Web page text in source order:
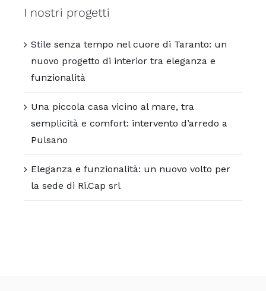
I nostri progetti
Stile senza tempo nel cuore di Taranto: un
nuovo progetto di interior tra eleganza e
funzionalità
Una piccola casa vicino al mare, tra
semplicità e comfort: intervento d’arredo a
Pulsano
Eleganza e funzionalità: un nuovo volto per
la sede di Ri.Cap srl